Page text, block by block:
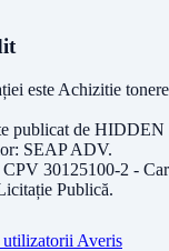
este Achizitie tonere
publicat de HIDDEN
SEAP ADV.
CPV 30125100-2 -
Publică.
Averis